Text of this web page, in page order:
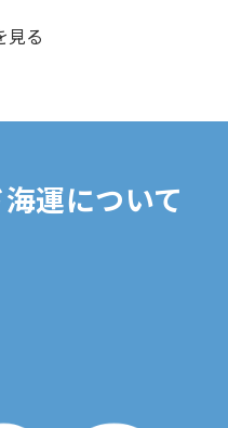
見る
運について